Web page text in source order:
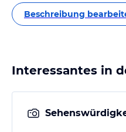
Beschreibung
Interessantes in